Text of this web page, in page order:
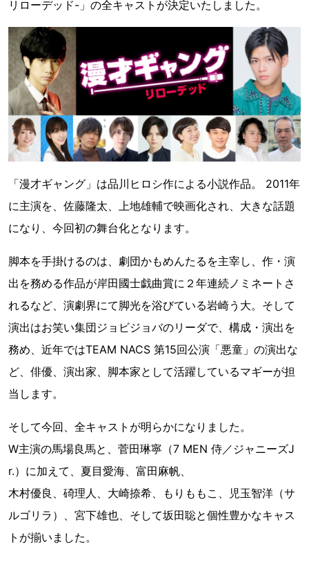
リローデッド-」の全キャストが決定いたしました。
「漫才ギャング」は品川ヒロシ作による小説作品。 2011年
に主演を、佐藤隆太、上地雄輔で映画化され、大きな話題
になり、今回初の舞台化となります。
脚本を手掛けるのは、劇団かもめんたるを主宰し、作・演
出を務める作品が岸田國士戯曲賞に２年連続ノミネートさ
れるなど、演劇界にて脚光を浴びている岩崎う大。そして
演出はお笑い集団ジョビジョバのリーダで、構成・演出を
務め、近年ではTEAM NACS 第15回公演「悪童」の演出な
ど、俳優、演出家、脚本家として活躍しているマギーが担
当します。
そして今回、全キャストが明らかになりました。
W主演の馬場良馬と、菅田琳寧（7 MEN 侍／ジャニーズJ
r.）に加えて、夏目愛海、富田麻帆、
木村優良、碕理人、大崎捺希、もりももこ、児玉智洋（サ
ルゴリラ）、宮下雄也、そして坂田聡と個性豊かなキャス
トが揃いました。